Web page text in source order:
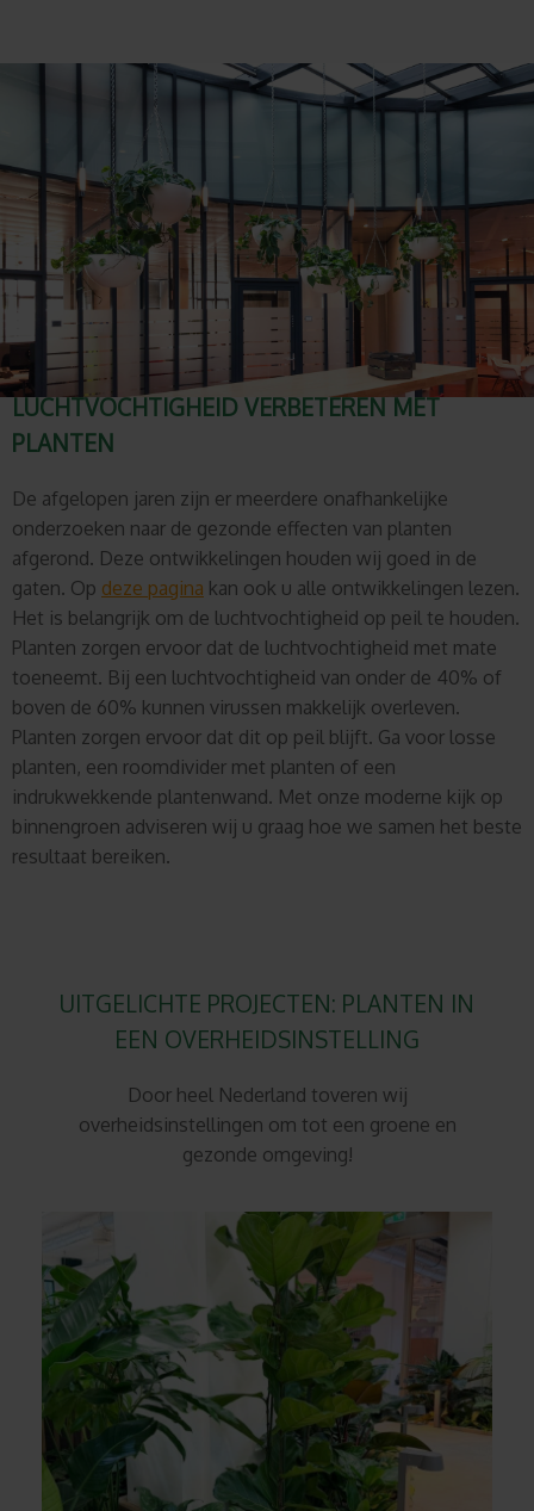
LUCHTVOCHTIGHEID VERBETEREN MET
PLANTEN
De afgelopen jaren zijn er meerdere onafhankelijke
onderzoeken naar de gezonde effecten van planten
afgerond. Deze ontwikkelingen houden wij goed in de
gaten. Op deze pagina kan ook u alle ontwikkelingen lezen.
Het is belangrijk om de luchtvochtigheid op peil te houden.
Planten zorgen ervoor dat de luchtvochtigheid met mate
toeneemt. Bij een luchtvochtigheid van onder de 40% of
boven de 60% kunnen virussen makkelijk overleven.
Planten zorgen ervoor dat dit op peil blijft. Ga voor losse
planten, een roomdivider met planten of een
indrukwekkende plantenwand. Met onze moderne kijk op
binnengroen adviseren wij u graag hoe we samen het beste
resultaat bereiken.
UITGELICHTE PROJECTEN: PLANTEN IN
EEN OVERHEIDSINSTELLING
Door heel Nederland toveren wij
overheidsinstellingen om tot een groene en
gezonde omgeving!